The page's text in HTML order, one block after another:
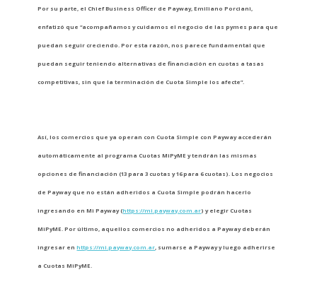
Por su parte, el Chief Business Officer de Payway, Emiliano Porciani,
enfatizó que “acompañamos y cuidamos el negocio de las pymes para que
puedan seguir creciendo. Por esta razón, nos parece fundamental que
puedan seguir teniendo alternativas de financiación en cuotas a tasas
competitivas, sin que la terminación de Cuota Simple los afecte”.
Así, los comercios que ya operan con Cuota Simple con Payway accederán
automáticamente al programa Cuotas MiPyME y tendrán las mismas
opciones de financiación (13 para 3 cuotas y 16 para 6 cuotas). Los negocios
de Payway que no están adheridos a Cuota Simple podrán hacerlo
ingresando en Mi Payway (https://mi.payway.com.ar) y elegir Cuotas
MiPyME.Por último, aquellos comercios no adheridos a Payway deberán
ingresar enhttps://mi.payway.com.ar , sumarse a Payway y luego adherirse
a Cuotas MiPyME.